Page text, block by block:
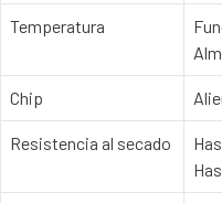
Temperatura
Chip
Resistencia al secado